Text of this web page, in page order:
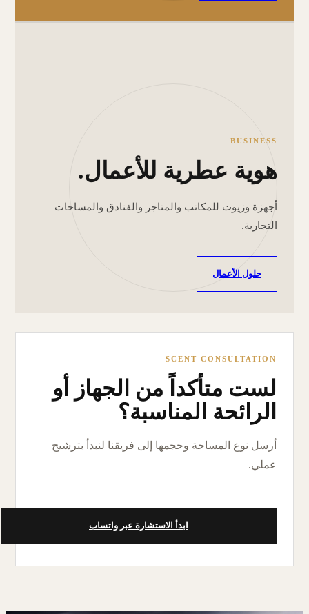
BUSINESS
هوية عطرية للأعمال.
أجهزة وزيوت للمكاتب والمتاجر والفنادق والمساحات
التجارية.
حلول الأعمال
SCENT CONSULTATION
لست متأكداً من الجهاز أو
الرائحة المناسبة؟
أرسل نوع المساحة وحجمها إلى فريقنا لنبدأ بترشيح
عملي.
ابدأ الاستشارة عبر واتساب